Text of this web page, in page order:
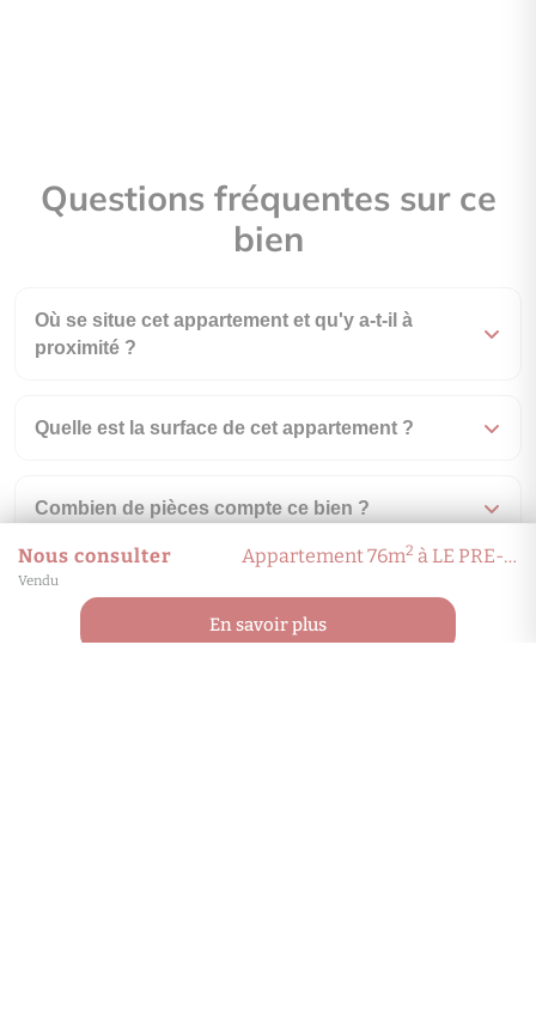
Nous consulter Appartement 76m2 à LE PRE-SAINT-GERVAIS
Vendu
En savoir plus
Questions fréquentes sur ce
bien
Où se situe cet appartement et qu'y a-t-il à
proximité ?
Quelle est la surface de cet appartement ?
Combien de pièces compte ce bien ?
À quel étage se situe ce bien ?